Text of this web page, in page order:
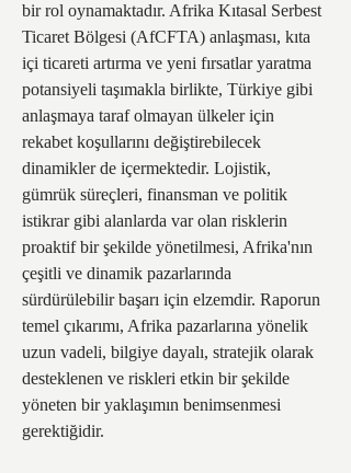
bir rol oynamaktadır. Afrika Kıtasal Serbest
Ticaret Bölgesi (AfCFTA) anlaşması, kıta
içi ticareti artırma ve yeni fırsatlar yaratma
potansiyeli taşımakla birlikte, Türkiye gibi
anlaşmaya taraf olmayan ülkeler için
rekabet koşullarını değiştirebilecek
dinamikler de içermektedir. Lojistik,
gümrük süreçleri, finansman ve politik
istikrar gibi alanlarda var olan risklerin
proaktif bir şekilde yönetilmesi, Afrika'nın
çeşitli ve dinamik pazarlarında
sürdürülebilir başarı için elzemdir. Raporun
temel çıkarımı, Afrika pazarlarına yönelik
uzun vadeli, bilgiye dayalı, stratejik olarak
desteklenen ve riskleri etkin bir şekilde
yöneten bir yaklaşımın benimsenmesi
gerektiğidir.